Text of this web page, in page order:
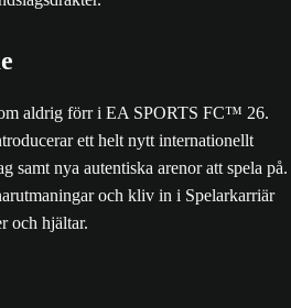
aldrig förr i EA SPORTS FC™ 26.
ett helt nytt internationellt
samt nya autentiska arenor att spela på.
och kliv in i Spelarkarriär
och hjältar.